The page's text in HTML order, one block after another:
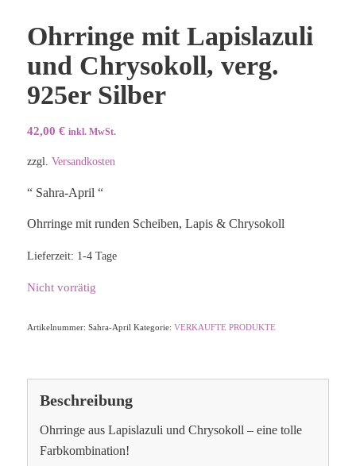
Ohrringe mit Lapislazuli
und Chrysokoll, verg.
925er Silber
42,00 € inkl. MwSt.
zzgl. Versandkosten
“ Sahra-April “
Ohrringe mit runden Scheiben, Lapis & Chrysokoll
Lieferzeit: 1-4 Tage
Nicht vorrätig
Artikelnummer: Sahra-April Kategorie: VERKAUFTE PRODUKTE
Beschreibung
Ohrringe aus Lapislazuli und Chrysokoll – eine tolle
Farbkombination!